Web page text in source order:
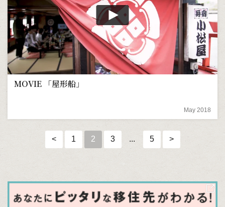
MOVIE 「屋形船」
May 2018
< 1 2 3 ... 5 >